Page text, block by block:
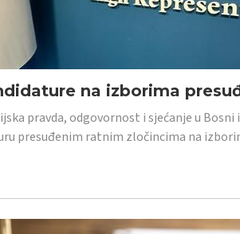
na izborima
pravda, odgovornost i sjećanje u
presuđenim ratnim zločincima na